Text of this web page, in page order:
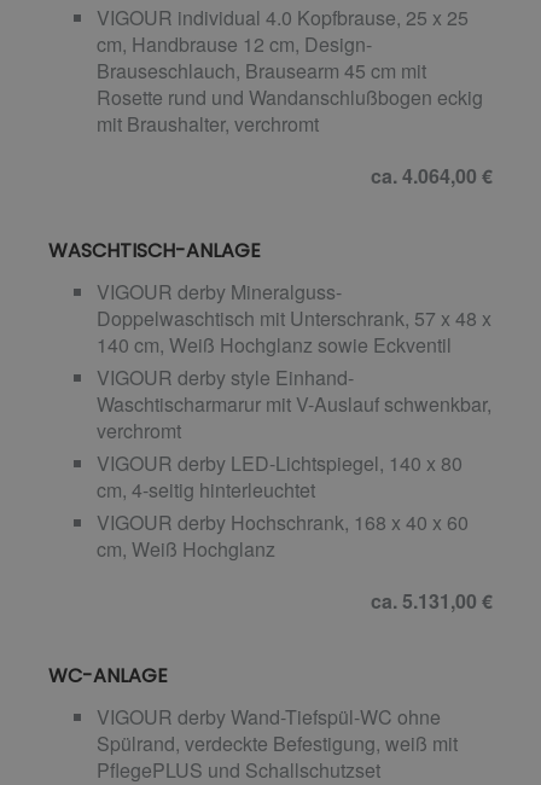
VIGOUR individual 4.0 Kopfbrause, 25 x 25
cm, Handbrause 12 cm, Design-
Brauseschlauch, Brausearm 45 cm mit
Rosette rund und Wandanschlußbogen eckig
mit Braushalter, verchromt
ca. 4.064,00 €
WASCHTISCH-ANLAGE
VIGOUR derby Mineralguss-
Doppelwaschtisch mit Unterschrank, 57 x 48 x
140 cm, Weiß Hochglanz sowie Eckventil
VIGOUR derby style Einhand-
Waschtischarmarur mit V-Auslauf schwenkbar,
verchromt
VIGOUR derby LED-Lichtspiegel, 140 x 80
cm, 4-seitig hinterleuchtet
VIGOUR derby Hochschrank, 168 x 40 x 60
cm, Weiß Hochglanz
ca. 5.131,00 €
WC-ANLAGE
VIGOUR derby Wand-Tiefspül-WC ohne
Spülrand, verdeckte Befestigung, weiß mit
PflegePLUS und Schallschutzset